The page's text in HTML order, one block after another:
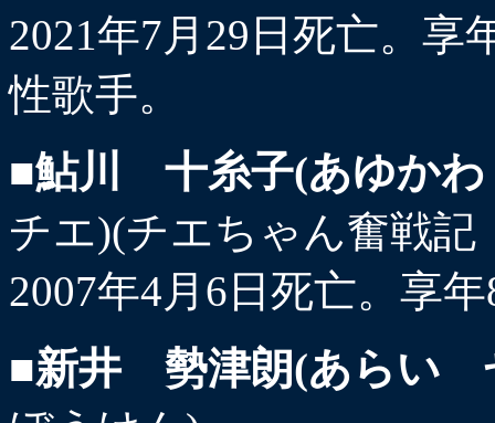
2021年7月29日死亡。享
性歌手。
■鮎川 十糸子(あゆか
チエ)(チエちゃん奮戦記
2007年4月6日死亡。享
■新井 勢津朗(あらい